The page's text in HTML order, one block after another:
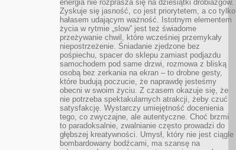
energia nie rozprasza się na dziesiątki drobiazgów.
Zyskuje się jasność, co jest priorytetem, a co tylko
hałasem udającym ważność. Istotnym elementem
życia w rytmie „slow” jest też świadome
przeżywanie chwil, które wcześniej przemykały
niepostrzeżenie. Śniadanie zjedzone bez
pośpiechu, spacer do sklepu zamiast podjazdu
samochodem pod same drzwi, rozmowa z bliską
osobą bez zerkania na ekran – to drobne gesty,
które budują poczucie, że naprawdę jesteśmy
obecni w swoim życiu. Z czasem okazuje się, że
nie potrzeba spektakularnych atrakcji, żeby czuć
satysfakcję. Wystarczy umiejętność docenienia
tego, co zwyczajne, ale autentyczne. Choć brzmi
to paradoksalnie, zwalnianie często prowadzi do
głębszej kreatywności. Umysł, który nie jest ciągle
bombardowany bodźcami, ma szansę na